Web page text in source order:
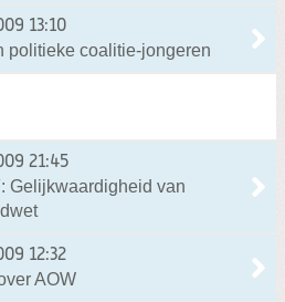
13:10
politieke coalitie-jongeren
21:45
Gelijkwaardigheid van
12:32
AOW